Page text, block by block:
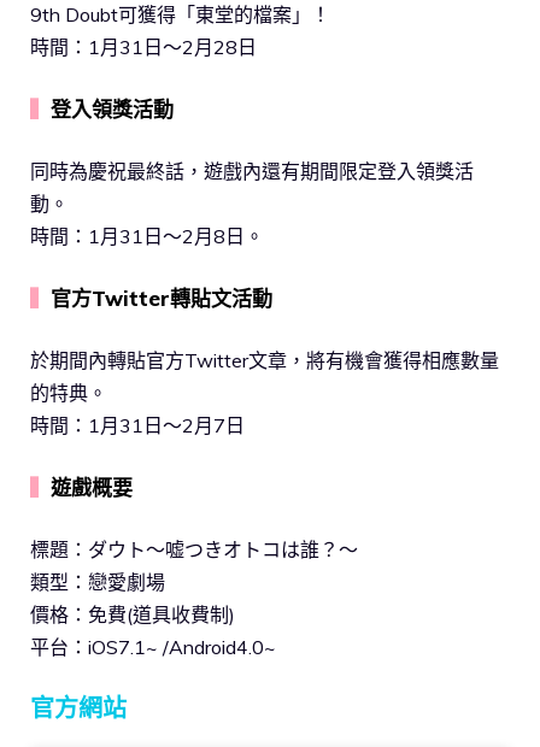
9th Doubt可獲得「東堂的檔案」！
時間：1月31日～2月28日
登入領獎活動
同時為慶祝最終話，遊戲內還有期間限定登入領獎活
動。
時間：1月31日～2月8日。
官方Twitter轉貼文活動
於期間內轉貼官方Twitter文章，將有機會獲得相應數量
的特典。
時間：1月31日～2月7日
遊戲概要
標題：ダウト～嘘つきオトコは誰？～
類型：戀愛劇場
價格：免費(道具收費制)
平台：iOS7.1~ /Android4.0~
官方網站